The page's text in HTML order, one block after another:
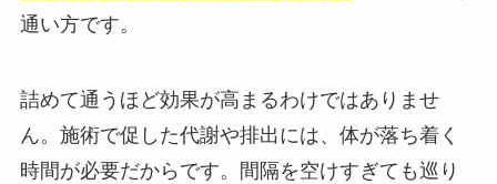
通い方です。
詰めて通うほど効果が高まるわけではありませ
ん。施術で促した代謝や排出には、体が落ち着く
時間が必要だからです。間隔を空けすぎても巡り